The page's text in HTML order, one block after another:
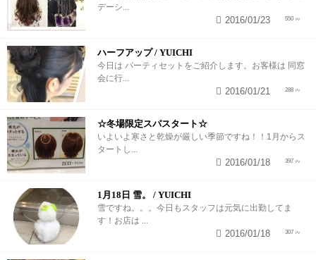
デーシ...
550
2016/01/23
ハーフアップ / YUICHI
今日は パーティセットをご紹介します。お客様は 同窓
会に行...
288
2016/01/21
☆冬場限定スパスタート☆
いよいよ寒さと乾燥が厳しい季節ですね！！1月からス
タートし...
397
2016/01/18
1月18日 雪。 / YUICHI
雪ですね。。。今日もスタッフは元気に出勤してま
す！お店は ...
307
2016/01/18